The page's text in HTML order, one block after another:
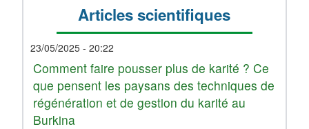
Articles scientifiques
23/05/2025 - 20:22
Comment faire pousser plus de karité ? Ce
que pensent les paysans des techniques de
régénération et de gestion du karité au
Burkina